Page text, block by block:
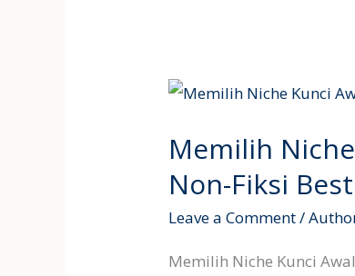
Memilih
Non-Fiksi
Leave a Comment/
Memilih Niche Kunci
Memilih
Kunci
Awal
Non-